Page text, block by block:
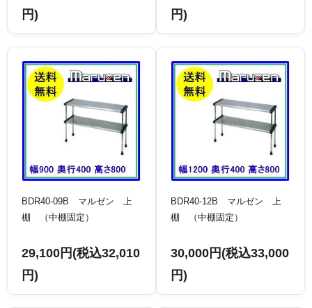
円)
円)
BDR40-09B マルゼン 上
棚 （中棚固定）
29,100円(税込32,010
円)
BDR40-12B マルゼン 上
棚 （中棚固定）
30,000円(税込33,000
円)